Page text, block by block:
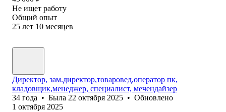
Не ищет работу
Общий опыт
25 лет 10 месяцев
Директор, зам.директор,товаровед,оператор пк,
кладовщик,менеджер, специалист, мечендайзер
34 года • Была 22 октября 2025 • Обновлено
1 октября 2025